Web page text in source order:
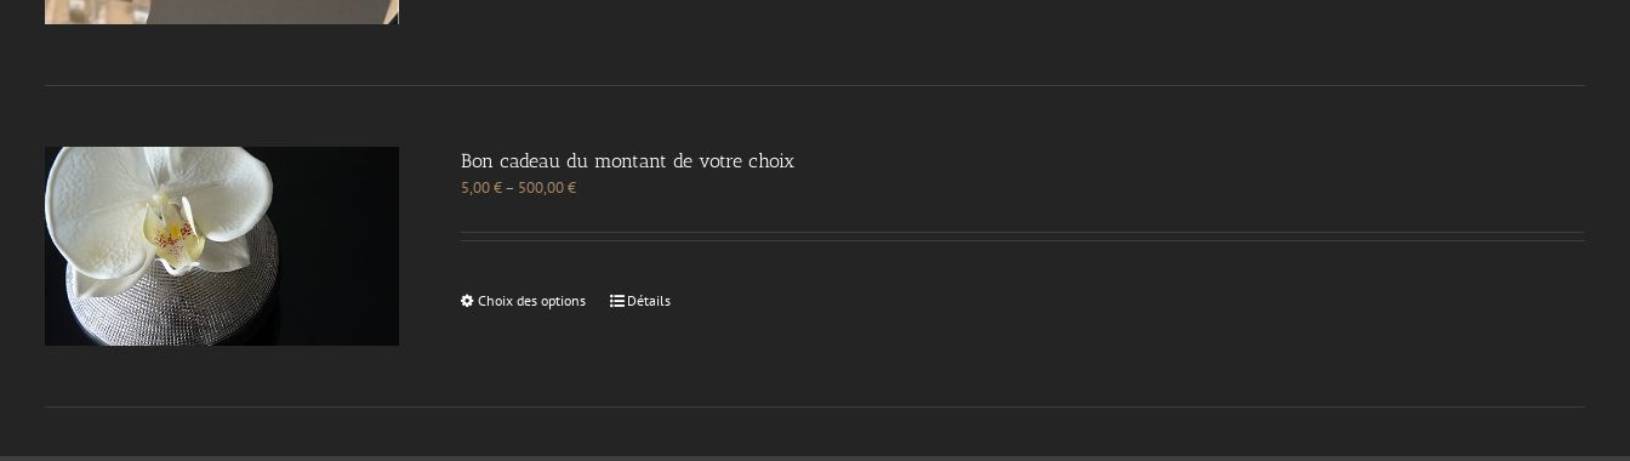
Bon cadeau du montant de votre choix
5,00€– 500,00€
Choix des options Détails